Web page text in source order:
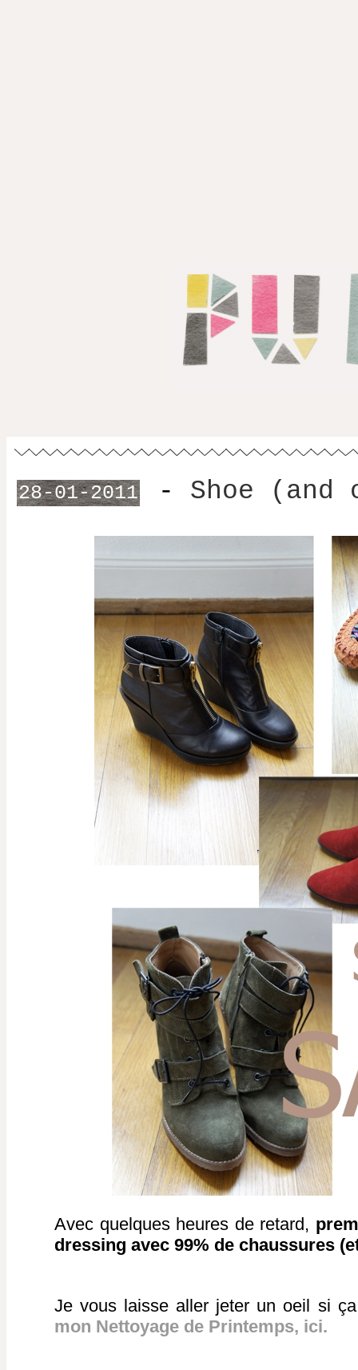
28-01-2011 - Shoe (and
Avec quelques heures de retard,
dressing avec 99% de chaussures
Je vous laisse aller jeter un oeil si
mon Nettoyage de Printemps, ici.